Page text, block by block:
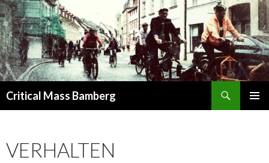
Critical Mass Bamberg
VERHALTEN